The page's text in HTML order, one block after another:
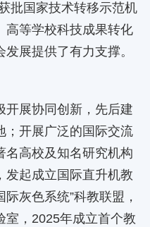
批国家技术转移示范机
高等学校科技成果转化
展提供了有力支撑。
开展协同创新，先后建
；开展广泛的国际交流
名高校及知名研究机构
发起成立国际直升机教
灰色系统”科教联盟，
室，2025年成立首个教